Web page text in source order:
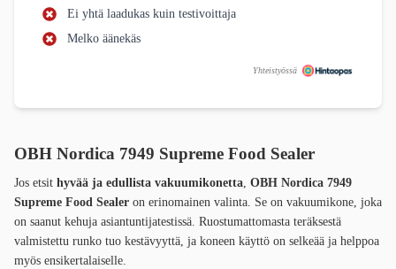
Ei yhtä laadukas kuin testivoittaja
Melko äänekäs
Yhteistyössä
OBH Nordica 7949 Supreme Food Sealer
Jos etsit hyvää ja edullista vakuumikonetta OBH Nordica 7949
Supreme Food Sealer on erinomainen valinta. Se on vakuumikone, joka
on saanut kehuja asiantuntijatestissä. Ruostumattomasta teräksestä
valmistettu runko tuo kestävyyttä, ja koneen käyttö on selkeää ja helppoa
myös ensikertalaiselle.